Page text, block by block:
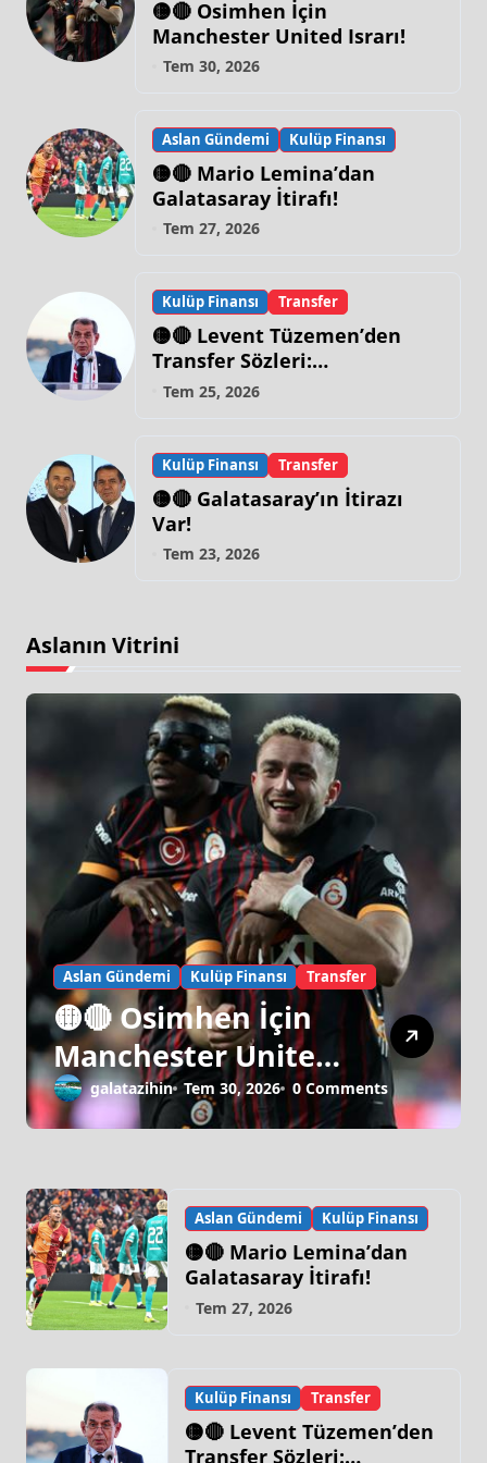
🟡🔴 Osimhen İçin
Manchester United Israrı!
Tem 30, 2026
Aslan Gündemi Kulüp Finansı
🟡🔴 Mario Lemina’dan
Galatasaray İtirafı!
Tem 27, 2026
Kulüp Finansı Transfer
🟡🔴 Levent Tüzemen’den
Transfer Sözleri:
“Galatasaray’ın Zirve
Tem 25, 2026
Kulüp Finansı Transfer
🟡🔴 Galatasaray’ın İtirazı
Var!
Tem 23, 2026
Aslanın Vitrini
Aslan Gündemi Kulüp Finansı Transfer
🟡🔴 Osimhen İçin
Manchester United
Israrı!
galatazihin Tem 30, 2026 0 Comments
Aslan Gündemi Kulüp Finansı
🟡🔴 Mario Lemina’dan
Galatasaray İtirafı!
Tem 27, 2026
Kulüp Finansı Transfer
🟡🔴 Levent Tüzemen’den
Transfer Sözleri: